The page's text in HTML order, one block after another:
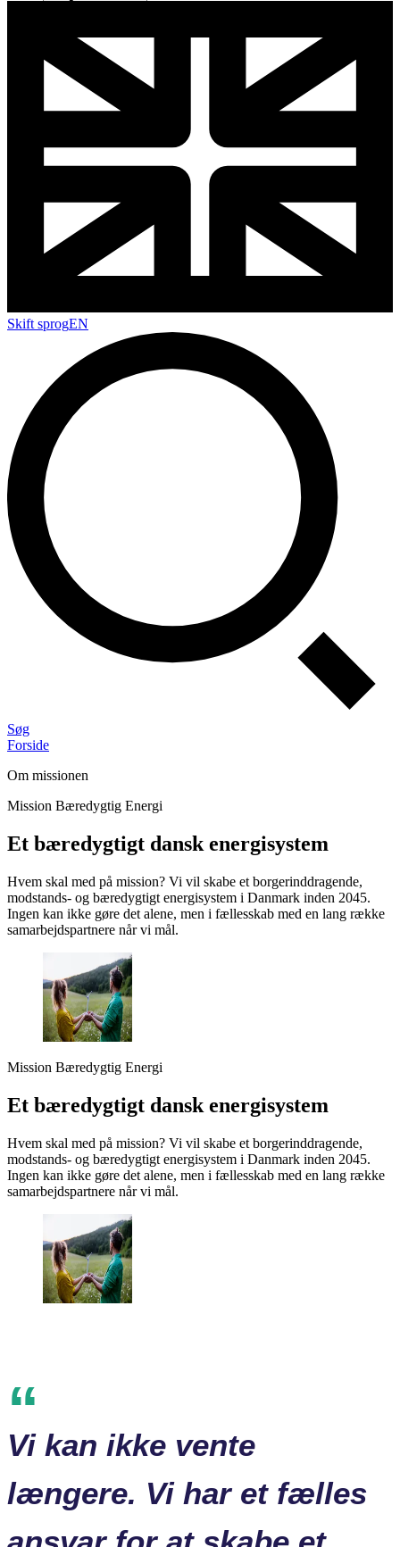
Skift sprogEN
Søg
Forside
Om missionen
Mission Bæredygtig Energi
Et bæredygtigt dansk energisystem
Hvem skal med på mission? Vi vil skabe et borgerinddragende,
modstands- og bæredygtigt energisystem i Danmark inden 2045.
Ingen kan ikke gøre det alene, men i fællesskab med en lang række
samarbejdspartnere når vi mål.
Mission Bæredygtig Energi
Et bæredygtigt dansk energisystem
Hvem skal med på mission? Vi vil skabe et borgerinddragende,
modstands- og bæredygtigt energisystem i Danmark inden 2045.
Ingen kan ikke gøre det alene, men i fællesskab med en lang række
samarbejdspartnere når vi mål.
Vi kan ikke vente
længere. Vi har et fælles